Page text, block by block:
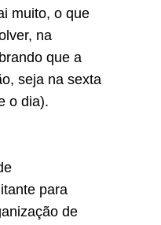
muito, o que
na
que a
seja na sexta
o dia).
para
de